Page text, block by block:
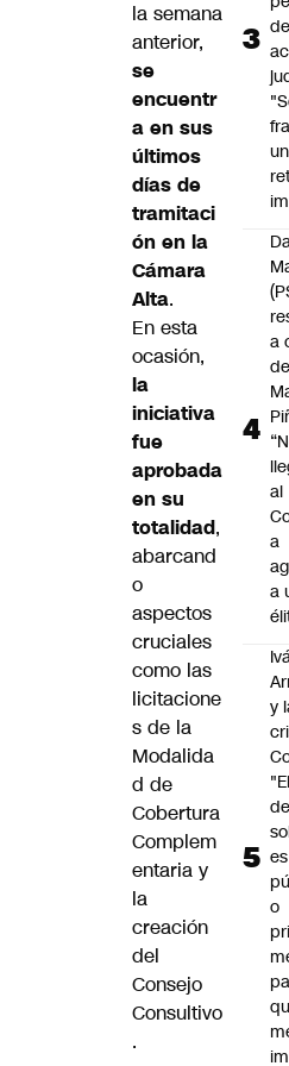
la semana
anterior,
se
encuentr
a en sus
últimos
días de
tramitaci
ón en la
Cámara
Alta.
En esta
ocasión,
la
iniciativa
fue
aprobada
en su
totalidad,
abarcand
o
aspectos
cruciales
como las
licitacione
s de la
Modalida
d de
Cobertura
Complem
entaria y
la
creación
del
Consejo
Consultivo
.
de
un
a
de
al
a
a
y
"El
es
o